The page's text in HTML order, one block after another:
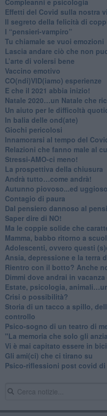
Effetti del Covid sulla nostra
Il segreto della felicità di
​I “pensieri-vampiro”
​Tu chiamale se vuoi emozioni
​Lascia andare ciò che non
L’arte di volersi bene
​Vaccino emotivo
CO(ndi)VID(iamo) esperienze
​E che il 2021 abbia inizio!
​Natale 2020…un Natale che
Un aiuto per le difficoltà
​In balia delle ond(ate)
Giochi pericolosi
Innamorarsi al tempo del
​Relazioni che fanno male al
​Stressi-AMO-ci meno!
​La prospettiva della chiusura
​Andrà tutto…come andrà!
Autunno piovoso...ed uggioso
​Contagio di paura
​Dal pensiero dannoso al
​Saper dire di NO!
​Ma le coppie solide che
​Mamma, babbo ritorno a
Adolescenti, ovvero questi
Ansia, depressione e la terra
​Rientro con il botto? Anche
Dimmi dove andrai in
​Estate, psicologia,
​Crisi o possibilità?
​Storia di un tacco a spillo,
controllo
​Psico-sogno di un teatro di
"La memoria che solo gli
​Vi è mai capitato essere in
​Gli ami(ci) che ci tirano su
Psico-riflessioni post covid